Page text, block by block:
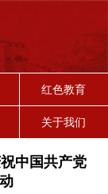
红色教育
关于我们
中国共产党